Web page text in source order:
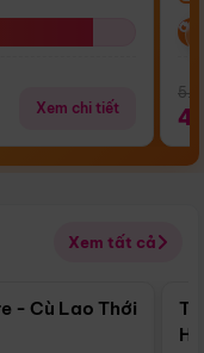
Xem chi tiết
Xem tất cả
Điểm nổi bật
- Cù Lao Thới